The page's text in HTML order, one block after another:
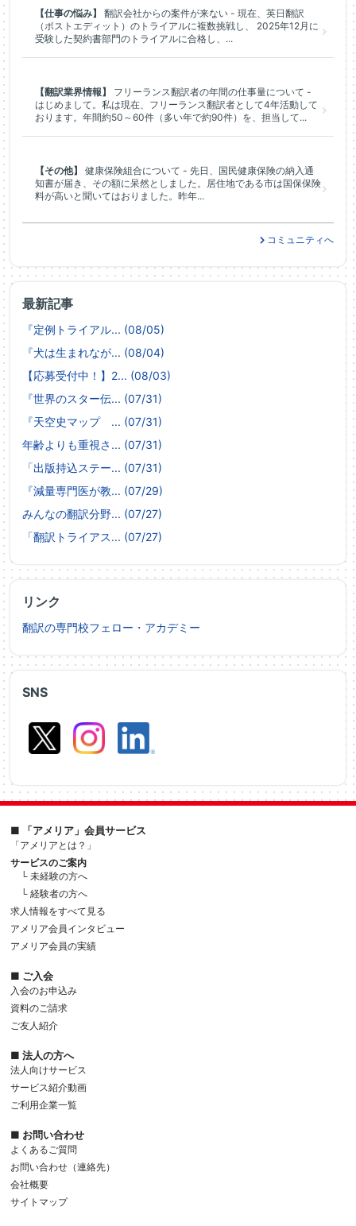
SNS
最新記事
『定例トライアル... (08/05)
『犬は生まれなが... (08/04)
【応募受付中！】2... (08/03)
『世界のスター伝... (07/31)
『天空史マップ ... (07/31)
年齢よりも重視さ... (07/31)
「出版持込ステー... (07/31)
『減量専門医が教... (07/29)
みんなの翻訳分野... (07/27)
「翻訳トライアス... (07/27)
リンク
翻訳の専門校フェロー・アカデミー
【仕事の悩み】
翻訳会社からの案件が来ない - 現在、英日翻訳
（ポストエディット）のトライアルに複数挑戦し、 2025年12月に
受験した契約書部門のトライアルに合格し、...
【翻訳業界情報】
フリーランス翻訳者の年間の仕事量について -
はじめまして。私は現在、フリーランス翻訳者として4年活動して
おります。年間約50～60件（多い年で約90件）を、担当して...
【その他】
健康保険組合について - 先日、国民健康保険の納入通
知書が届き、その額に呆然としました。居住地である市は国保保険
料が高いと聞いてはおりました。昨年...
コミュニティへ
■ 「アメリア」会員サービス
「アメリアとは？」
サービスのご案内
└ 未経験の方へ
└ 経験者の方へ
求人情報をすべて見る
アメリア会員インタビュー
アメリア会員の実績
■ ご入会
入会のお申込み
資料のご請求
ご友人紹介
■ 法人の方へ
法人向けサービス
サービス紹介動画
ご利用企業一覧
■ お問い合わせ
よくあるご質問
お問い合わせ（連絡先）
会社概要
サイトマップ